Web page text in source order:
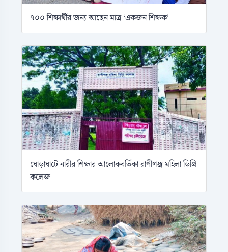
৭০০ শিক্ষার্থীর জন্য আছেন মাত্র ‘একজন শিক্ষক’
ঘোড়াঘাটে নারীর শিক্ষার আলোকবর্তিকা রাণীগঞ্জ মহিলা ডিগ্রি
কলেজ